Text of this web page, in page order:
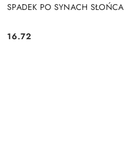
SPADEK PO SYNACH SŁOŃCA
Cena:
16.72